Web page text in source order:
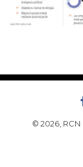
© 2026,